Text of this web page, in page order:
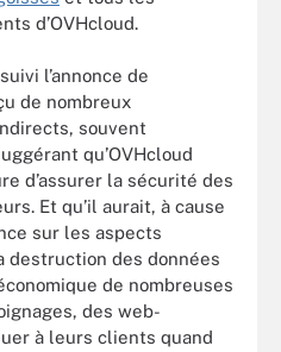
d’OVHcloud.
l’annonce de
de nombreux
souvent
qu’OVHcloud
d’assurer la sécurité des
Et qu’il aurait, à cause
sur les aspects
destruction des données
de nombreuses
des web-
à leurs clients quand